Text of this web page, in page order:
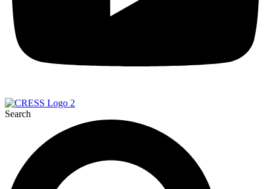
Search